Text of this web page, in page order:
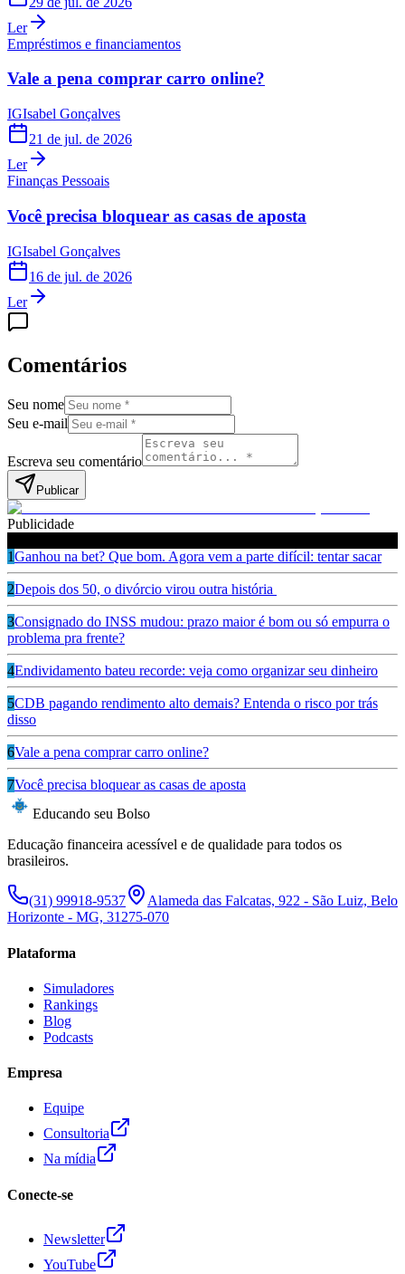
Ler
Empréstimos e financiamentos
Vale a pena comprar carro online?
IGIsabel Gonçalves
21 de jul. de 2026
Ler
Finanças Pessoais
Você precisa bloquear as casas de aposta
IGIsabel Gonçalves
16 de jul. de 2026
Ler
Comentários
Seu nome
Seu e-mail
Escreva seu comentário
Publicar
Publicidade
1Ganhou na bet? Que bom. Agora vem a parte difícil: tentar sacar
2Depois dos 50, o divórcio virou outra história
3Consignado do INSS mudou: prazo maior é bom ou só empurra o
problema pra frente?
4Endividamento bateu recorde: veja como organizar seu dinheiro
5CDB pagando rendimento alto demais? Entenda o risco por trás
disso
6Vale a pena comprar carro online?
7Você precisa bloquear as casas de aposta
Educando seu Bolso
Educação financeira acessível e de qualidade para todos os
brasileiros.
(31) 99918-9537
Alameda das Falcatas, 922 - São Luiz, Belo
Horizonte - MG, 31275-070
Plataforma
Simuladores
Rankings
Blog
Podcasts
Empresa
Equipe
Consultoria
Na mídia
Conecte-se
Newsletter
YouTube